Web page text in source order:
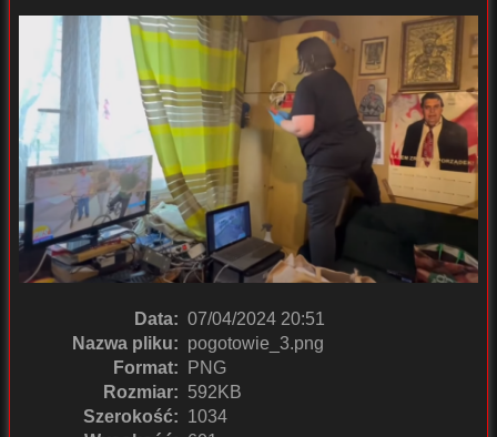
Data: 07/04/2024 20:51
Nazwa pliku: pogotowie_3.png
Format:
PNG
Rozmiar: 592KB
Szerokość: 1034